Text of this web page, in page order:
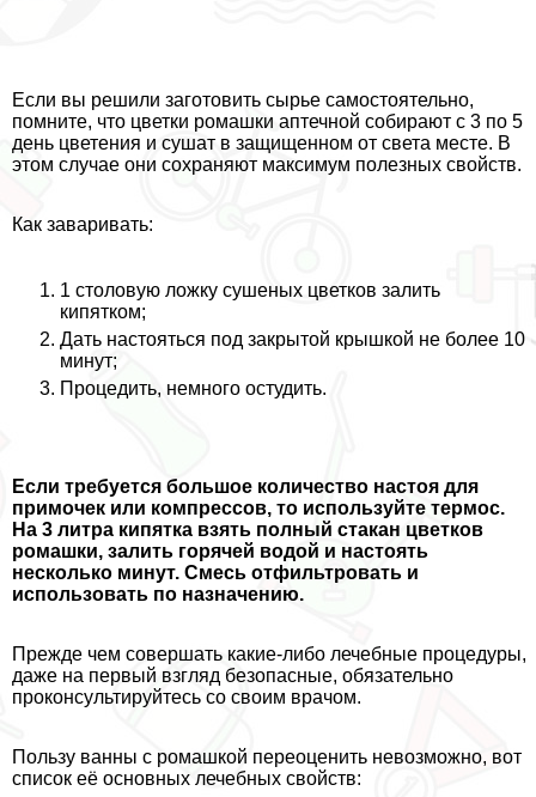
Если вы решили заготовить сырье самостоятельно,
помните, что цветки ромашки аптечной собирают с 3 по 5
день цветения и сушат в защищенном от света месте. В
этом случае они сохраняют максимум полезных свойств.
Как заваривать:
1 столовую ложку сушеных цветков залить
кипятком;
Дать настояться под закрытой крышкой не более 10
минут;
Процедить, немного остудить.
Если требуется большое количество настоя для
примочек или компрессов, то используйте термос.
На 3 литра кипятка взять полный стакан цветков
ромашки, залить горячей водой и настоять
несколько минут. Смесь отфильтровать и
использовать по назначению.
Прежде чем совершать какие-либо лечебные процедуры,
даже на первый взгляд безопасные, обязательно
проконсультируйтесь со своим врачом.
Пользу ванны с ромашкой переоценить невозможно, вот
список её основных лечебных свойств: